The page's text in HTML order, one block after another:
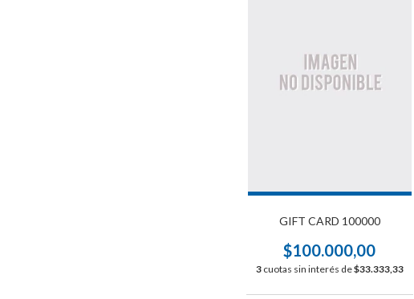
GIFT CARD 100000
$100.000,00
3 cuotas sin interés de$33.333,33